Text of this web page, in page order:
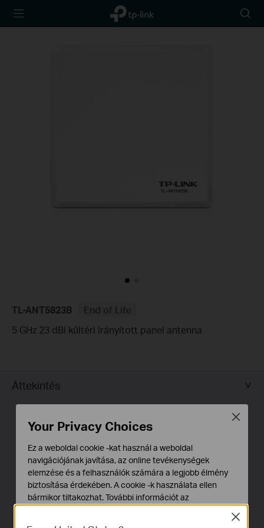
TP-Link,
Reliably
icon
TL-ANT5823B
End of Life
5 GHz 23 dBi kültéri irányított panel antenna
Áttekintés
Hogyan működik?
A TL-ANT5823B 5 GHz-es, 23 dBi-es kültéri panel
antenna ideális kültéri használatra, a kevésbé zsúfolt 5
GHz-es sávban működő vezeték nélküli Access Pointok
vagy routerek összeköttetésére. Használható nagy
távolságokban lévő point-to-point kapcsolódáshoz,
amely a stabil vezeték nélküli kapcsolatot eredményez.Close
Your Privacy Choices
Ez a weboldal cookie -kat használ a weboldal
navigációjának javítása, az online tevékenységek
elemzése és a felhasználók számára a legjobb élmény
biztosítása érdekében. A cookie -k használata ellen
bármikor tiltakozhat. További információt az
Close